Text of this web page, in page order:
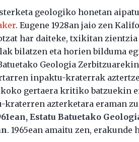
geologiko honetan
. Eugene 1928an jaio zen
har daiteke, txikitan
bilatzen eta horien bilduma
Geologia
inpaktu-kraterrak
gertaera kritiko batzuekin
kraterren azterketara eraman
Estatu Batuetako
. 1965ean amaitu zen,